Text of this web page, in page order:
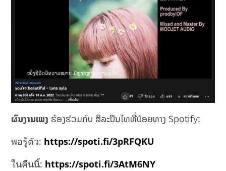
ຜົນງານເພງ ຮ້ອງຮ່ວມກັບ ສິລະປິນໄທທີ່ປ່ອຍທາງ Spotify:
พอรู้ตัว: https://spoti.fi/3pRFQKU
ในคืนนี้: https://spoti.fi/3AtM6NY